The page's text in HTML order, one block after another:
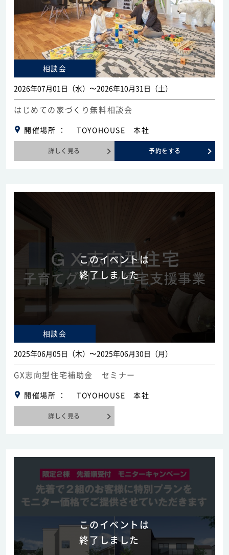
イベント情報
資料請求・お問い合わせ
相談会
2026年07月01日（水）〜2026年10月31日（土）
はじめての家づくり無料相談会
開催場所 TOYOHOUSE 本社
詳しく見る 予約をする
このイベントは
終了しました
相談会
2025年06月05日（木）〜2025年06月30日（月）
GX志向型住宅補助金 セミナー
開催場所 TOYOHOUSE 本社
詳しく見る
このイベントは
終了しました